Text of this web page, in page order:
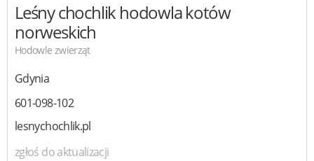
Leśny chochlik hodowla kotów
norweskich
Hodowle zwierząt
Gdynia
601-098-102
lesnychochlik.pl
zgłoś do aktualizacji